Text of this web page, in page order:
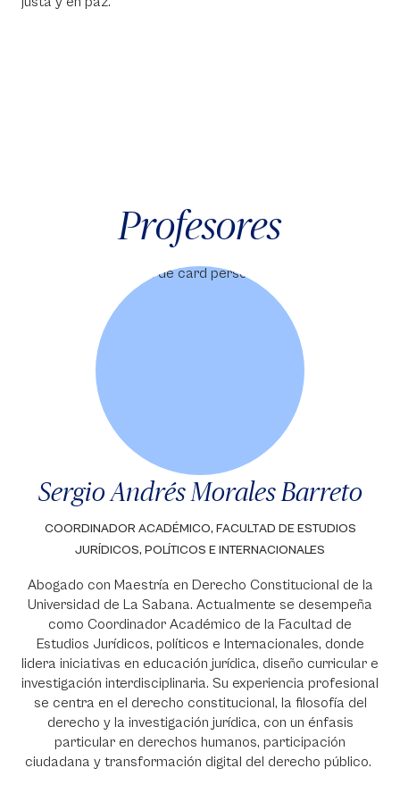
Profesores
Sergio Andrés Morales Barreto
COORDINADOR ACADÉMICO, FACULTAD DE ESTUDIOS
JURÍDICOS, POLÍTICOS E INTERNACIONALES
Abogado con Maestría en Derecho Constitucional de la
Universidad de La Sabana. Actualmente se desempeña
como Coordinador Académico de la Facultad de
Estudios Jurídicos, políticos e Internacionales, donde
lidera iniciativas en educación jurídica, diseño curricular e
investigación interdisciplinaria. Su experiencia profesional
se centra en el derecho constitucional, la filosofía del
derecho y la investigación jurídica, con un énfasis
particular en derechos humanos, participación
ciudadana y transformación digital del derecho público.